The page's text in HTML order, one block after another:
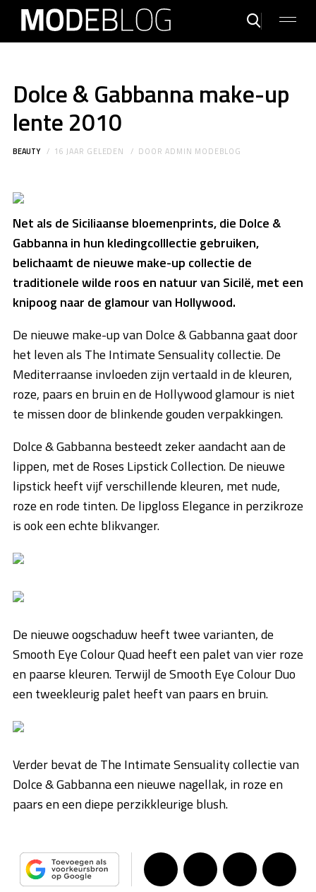
Dolce & Gabbanna make-up
lente 2010
BEAUTY 16 JAAR GELEDEN DOORADMIN MODEBLOG
Net als de Siciliaanse bloemenprints, die Dolce &
Gabbanna in hun kledingcolllectie gebruiken,
belichaamt de nieuwe make-up collectie de
traditionele wilde roos en natuur van Sicilë, met een
knipoog naar de glamour van Hollywood.
De nieuwe make-up van Dolce & Gabbanna gaat door
het leven als The Intimate Sensuality collectie. De
Mediterraanse invloeden zijn vertaald in de kleuren,
roze, paars en bruin en de Hollywood glamour is niet
te missen door de blinkende gouden verpakkingen.
Dolce & Gabbanna besteedt zeker aandacht aan de
lippen, met de Roses Lipstick Collection. De nieuwe
lipstick heeft vijf verschillende kleuren, met nude,
roze en rode tinten. De lipgloss Elegance in perzikroze
is ook een echte blikvanger.
De nieuwe oogschaduw heeft twee varianten, de
Smooth Eye Colour Quad heeft een palet van vier roze
en paarse kleuren. Terwijl de Smooth Eye Colour Duo
een tweekleurig palet heeft van paars en bruin.
Verder bevat de The Intimate Sensuality collectie van
Dolce & Gabbanna een nieuwe nagellak, in roze en
paars en een diepe perzikkleurige blush.